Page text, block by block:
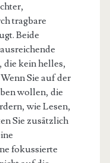
tragbare
Beide
die kein helles,
Sie auf der
wollen, die
wie Lesen,
Sie zusätzlich
fokussierte